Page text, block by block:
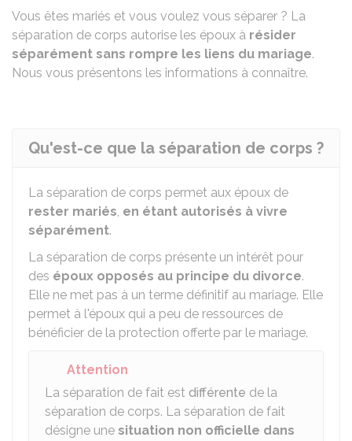
Vous êtes mariés et vous voulez vous séparer ? La
séparation de corps autorise les époux à résider
séparément sans rompre les liens du mariage.
Nous vous présentons les informations à connaître.
Qu'est-ce que la séparation de corps ?
La séparation de corps permet aux époux de
rester mariés, en étant autorisés à vivre
séparément.
La séparation de corps présente un intérêt pour
des époux opposés au principe du divorce.
Elle ne met pas à un terme définitif au mariage. Elle
permet à l'époux qui a peu de ressources de
bénéficier de la protection offerte par le mariage.
Attention
La séparation de fait est différente de la
séparation de corps. La séparation de fait
désigne une situation non officielle dans